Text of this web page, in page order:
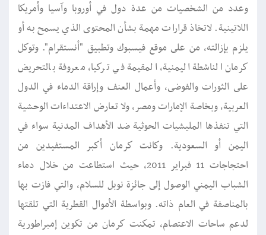
وعدد من الشخصيات من عدة دول في أوروبا وآسيا وأمريكا
اللاتينية. لاتخاذ قرارات مهمة بشأن المحتوى الذي يسمح به أو
يلزم بإزالته، من على موقع فيسبوك وتطبيق "أنستقرام". وتوكل
كرمان الناشطة اليمنية، المقيمة في تركيا، معروفة بالتحريض
على الثورات والفوضى، وأعمال العنف وإراقة الدماء في الدول
العربية، وبخاصة الإمارات ومصر، ولا تعارض الاعتداءات الوحشية
التي تنفذها المليشيات الحوثية ضد الأهداف المدنية سواء في
اليمن أو السعودية. وكانت كرمان أكبر المستفيدين من
احتجاجات 11 فبراير 2011، حيث استطاعت من خلال دماء
الشباب اليمني الوصول إلى جائزة نوبل للسلام، والتي فازت بها
بالمناصفة في العام ذاته. وبواسطة الأموال القطرية التي تلقتها
لدعم ساحات الاعتصام، تمكنت كرمان من تكوين إمبراطورية